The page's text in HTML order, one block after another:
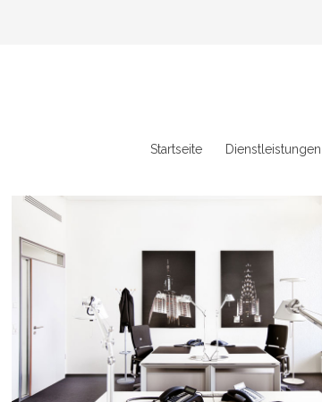
Startseite Dienstleistungen